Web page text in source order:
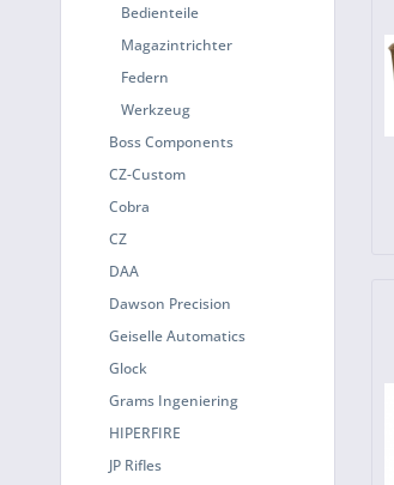
Bedienteile
Magazintrichter
Federn
Werkzeug
Boss Components
CZ-Custom
Cobra
CZ
DAA
Dawson Precision
Geiselle Automatics
Glock
Grams Ingeniering
HIPERFIRE
JP Rifles